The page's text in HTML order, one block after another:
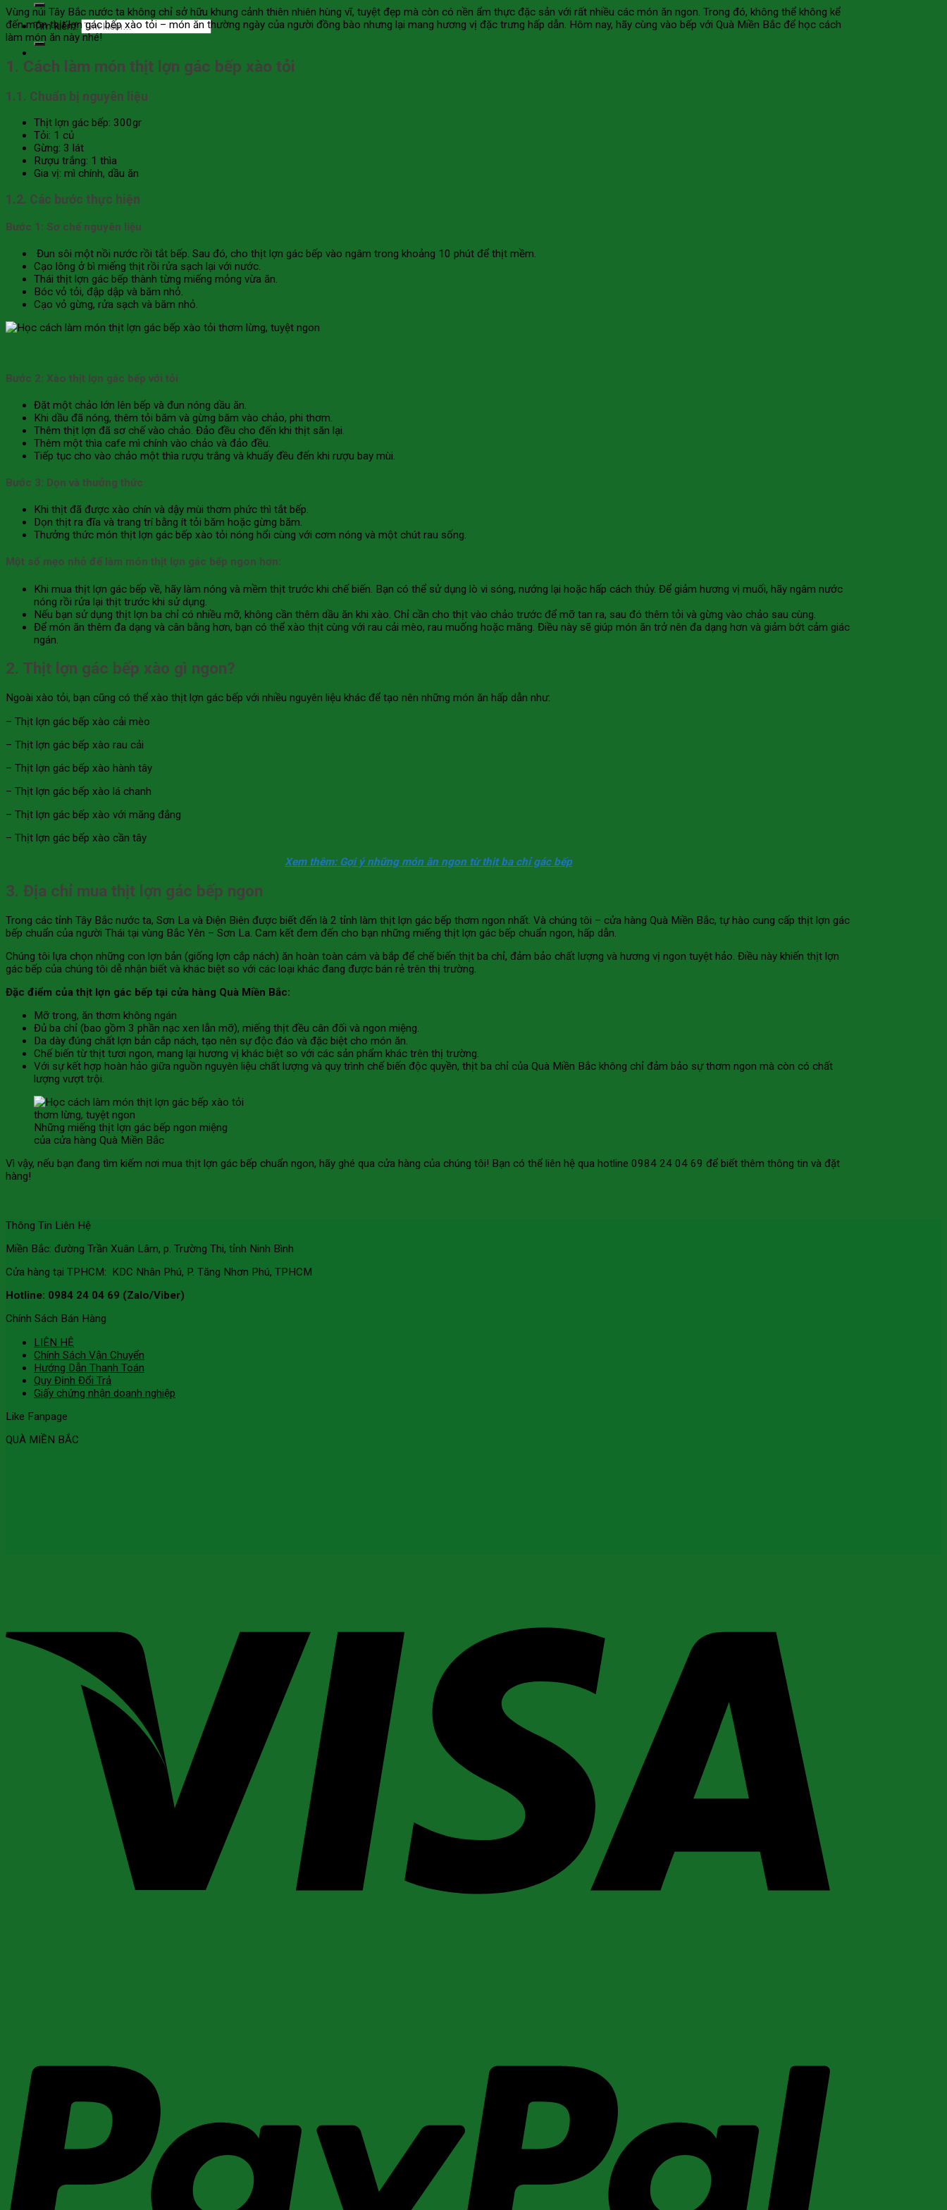
Tìm kiếm:
Vùng núi Tây Bắc nước ta không chỉ sở hữu khung cảnh thiên nhiên hùng vĩ, tuyệt đẹp mà còn có nền ẩm thực đặc sản với rất nhiều các món ăn ngon. Trong đó, không thể không kể
đến món thịt lợn gác bếp xào tỏi – món ăn thường ngày của người đồng bào nhưng lại mang hương vị đặc trưng hấp dẫn. Hôm nay, hãy cùng vào bếp với Quà Miền Bắc để học cách
làm món ăn này nhé!
1. Cách làm món thịt lợn gác bếp xào tỏi
1.1. Chuẩn bị nguyên liệu
Thịt lợn gác bếp: 300gr
Tỏi: 1 củ
Gừng: 3 lát
Rượu trắng: 1 thìa
Gia vị: mì chính, dầu ăn
1.2. Các bước thực hiện
Bước 1: Sơ chế nguyên liệu
Đun sôi một nồi nước rồi tắt bếp. Sau đó, cho thịt lợn gác bếp vào ngâm trong khoảng 10 phút để thịt mềm.
Cạo lông ở bì miếng thịt rồi rửa sạch lại với nước.
Thái thịt lợn gác bếp thành từng miếng mỏng vừa ăn.
Bóc vỏ tỏi, đập dập và băm nhỏ.
Cạo vỏ gừng, rửa sạch và băm nhỏ.
Bước 2: Xào thịt lợn gác bếp với tỏi
Đặt một chảo lớn lên bếp và đun nóng dầu ăn.
Khi dầu đã nóng, thêm tỏi băm và gừng băm vào chảo, phi thơm.
Thêm thịt lợn đã sơ chế vào chảo. Đảo đều cho đến khi thịt săn lại.
Thêm một thìa cafe mì chính vào chảo và đảo đều.
Tiếp tục cho vào chảo một thìa rượu trắng và khuấy đều đến khi rượu bay mùi.
Bước 3: Dọn và thưởng thức
Khi thịt đã được xào chín và dậy mùi thơm phức thì tắt bếp.
Dọn thịt ra đĩa và trang trí bằng ít tỏi băm hoặc gừng băm.
Thưởng thức món thịt lợn gác bếp xào tỏi nóng hổi cùng với cơm nóng và một chút rau sống.
Một số mẹo nhỏ để làm món thịt lợn gác bếp ngon hơn:
Khi mua thịt lợn gác bếp về, hãy làm nóng và mềm thịt trước khi chế biến. Bạn có thể sử dụng lò vi sóng, nướng lại hoặc hấp cách thủy. Để giảm hương vị muối, hãy ngâm nước
nóng rồi rửa lại thịt trước khi sử dụng.
Nếu bạn sử dụng thịt lợn ba chỉ có nhiều mỡ, không cần thêm dầu ăn khi xào. Chỉ cần cho thịt vào chảo trước để mỡ tan ra, sau đó thêm tỏi và gừng vào chảo sau cùng.
Để món ăn thêm đa dạng và cân bằng hơn, bạn có thể xào thịt cùng với rau cải mèo, rau muống hoặc măng. Điều này sẽ giúp món ăn trở nên đa dạng hơn và giảm bớt cảm giác
ngán.
2. Thịt lợn gác bếp xào gì ngon?
Ngoài xào tỏi, bạn cũng có thể xào thịt lợn gác bếp với nhiều nguyên liệu khác để tạo nên những món ăn hấp dẫn như:
– Thịt lợn gác bếp xào cải mèo
– Thịt lợn gác bếp xào rau cải
– Thịt lợn gác bếp xào hành tây
– Thịt lợn gác bếp xào lá chanh
– Thịt lợn gác bếp xào với măng đắng
– Thịt lợn gác bếp xào cần tây
Xem thêm: Gợi ý những món ăn ngon từ thịt ba chỉ gác bếp
3. Địa chỉ mua thịt lợn gác bếp ngon
Trong các tỉnh Tây Bắc nước ta, Sơn La và Điện Biên được biết đến là 2 tỉnh làm thịt lợn gác bếp thơm ngon nhất. Và chúng tôi – cửa hàng Quà Miền Bắc, tự hào cung cấp thịt lợn gác
bếp chuẩn của người Thái tại vùng Bắc Yên – Sơn La. Cam kết đem đến cho bạn những miếng thịt lợn gác bếp chuẩn ngon, hấp dẫn.
Chúng tôi lựa chọn những con lợn bản (giống lợn cắp nách) ăn hoàn toàn cám và bắp để chế biến thịt ba chỉ, đảm bảo chất lượng và hương vị ngon tuyệt hảo. Điều này khiến thịt lợn
gác bếp của chúng tôi dễ nhận biết và khác biệt so với các loại khác đang được bán rẻ trên thị trường.
Đặc điểm của thịt lợn gác bếp tại cửa hàng Quà Miền Bắc:
Mỡ trong, ăn thơm không ngán
Đủ ba chỉ (bao gồm 3 phần nạc xen lẫn mỡ), miếng thịt đều cân đối và ngon miệng.
Da dày đúng chất lợn bản cắp nách, tạo nên sự độc đáo và đặc biệt cho món ăn.
Chế biến từ thịt tươi ngon, mang lại hương vị khác biệt so với các sản phẩm khác trên thị trường.
Với sự kết hợp hoàn hảo giữa nguồn nguyên liệu chất lượng và quy trình chế biến độc quyền, thịt ba chỉ của Quà Miền Bắc không chỉ đảm bảo sự thơm ngon mà còn có chất
lượng vượt trội.
Những miếng thịt lợn gác bếp ngon miệng
của cửa hàng Quà Miền Bắc
Vì vậy, nếu bạn đang tìm kiếm nơi mua thịt lợn gác bếp chuẩn ngon, hãy ghé qua cửa hàng của chúng tôi! Bạn có thể liên hệ qua hotline 0984 24 04 69 để biết thêm thông tin và đặt
hàng!
Thông Tin Liên Hệ
Miền Bắc: đường Trần Xuân Lâm, p. Trường Thi, tỉnh Ninh Bình
Cửa hàng tại TPHCM: KDC Nhân Phú, P. Tăng Nhơn Phú, TPHCM
Hotline: 0984 24 04 69 (Zalo/Viber)
Chính Sách Bán Hàng
LIÊN HỆ
Chính Sách Vận Chuyển
Hướng Dẫn Thanh Toán
Quy Định Đổi Trả
Giấy chứng nhận doanh nghiệp
Like Fanpage
QUÀ MIỀN BẮC